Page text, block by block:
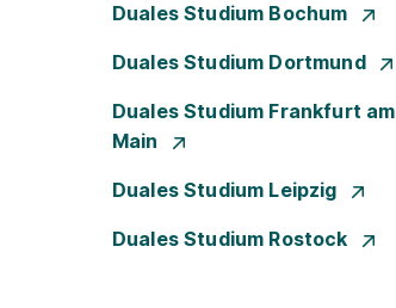
Duales Studium Bochum
Duales Studium Dortmund
Duales Studium Frankfurt am
Main
Duales Studium Leipzig
Duales Studium Rostock